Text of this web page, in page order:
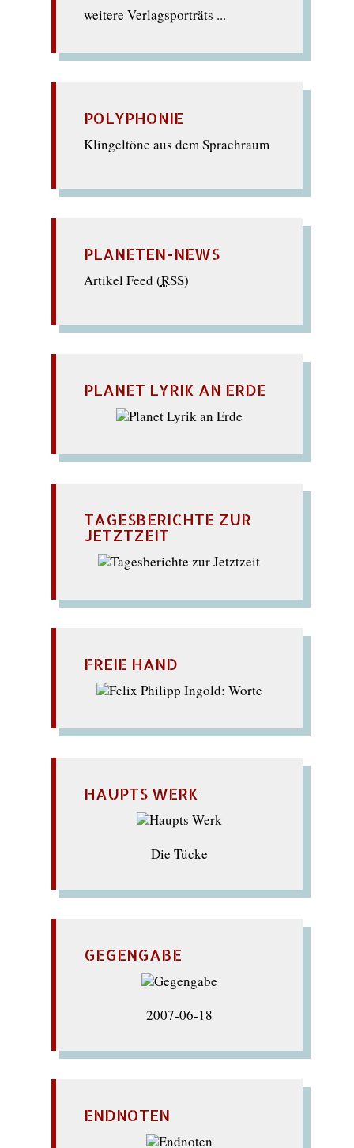
weitere Verlagsporträts ...
POLYPHONIE
Klingeltöne aus dem Sprachraum
PLANETEN-NEWS
Artikel Feed (RSS)
PLANET LYRIK AN ERDE
TAGESBERICHTE ZUR
JETZTZEIT
FREIE HAND
HAUPTS WERK
Die Tücke
GEGENGABE
2007-06-18
ENDNOTEN